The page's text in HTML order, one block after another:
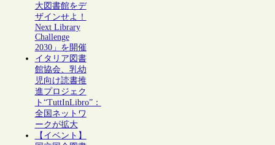
大図書館をデ
ザインせよ！
Next Library
Challenge
2030」を開催
イタリア図書
館協会、乳幼
児向け読書推
進プロジェク
ト“TuttInLibro”：
全国ネットワ
ークが拡大
【イベント】